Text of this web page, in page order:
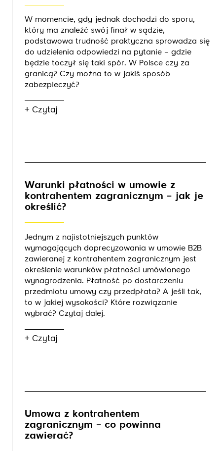
W momencie, gdy jednak dochodzi do sporu,
który ma znaleźć swój finał w sądzie,
podstawowa trudność praktyczna sprowadza się
do udzielenia odpowiedzi na pytanie – gdzie
będzie toczył się taki spór. W Polsce czy za
granicą? Czy można to w jakiś sposób
zabezpieczyć?
+ Czytaj
Warunki płatności w umowie z
kontrahentem zagranicznym – jak je
określić?
Jednym z najistotniejszych punktów
wymagających doprecyzowania w umowie B2B
zawieranej z kontrahentem zagranicznym jest
określenie warunków płatności umówionego
wynagrodzenia. Płatność po dostarczeniu
przedmiotu umowy czy przedpłata? A jeśli tak,
to w jakiej wysokości? Które rozwiązanie
wybrać? Czytaj dalej.
+ Czytaj
Umowa z kontrahentem
zagranicznym – co powinna
zawierać?